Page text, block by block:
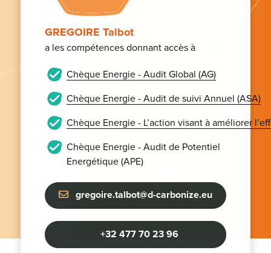
GREGOIRE Talbot
a les compétences donnant accès à
Chèque Energie - Audit Global (AG)
Chèque Energie - Audit de suivi Annuel (ASA)
Chèque Energie - L’action visant à améliorer
Chèque Energie - Audit de Potentiel
Energétique (APE)
gregoire.talbot@d-carbonize.eu
+32 477 70 23 96